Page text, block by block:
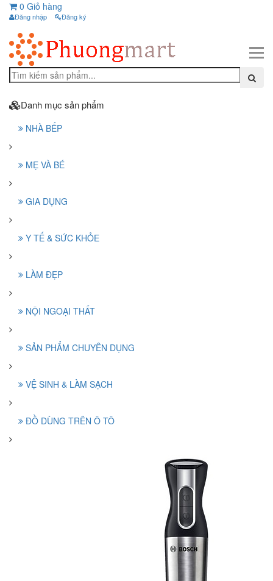
0 Giỏ hàng
Đăng nhập Đăng ký
Danh mục sản phẩm
NHÀ BẾP
MẸ VÀ BÉ
GIA DỤNG
Y TẾ & SỨC KHỎE
LÀM ĐẸP
NỘI NGOẠI THẤT
SẢN PHẨM CHUYÊN DỤNG
VỆ SINH & LÀM SẠCH
ĐỒ DÙNG TRÊN Ô TÔ